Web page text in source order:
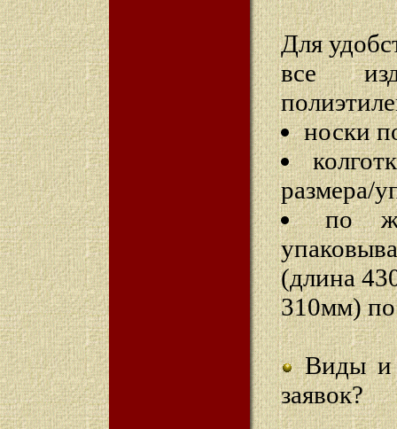
Для
все
носки
размера/
по
(длина
310мм) по
Виды и
заявок?